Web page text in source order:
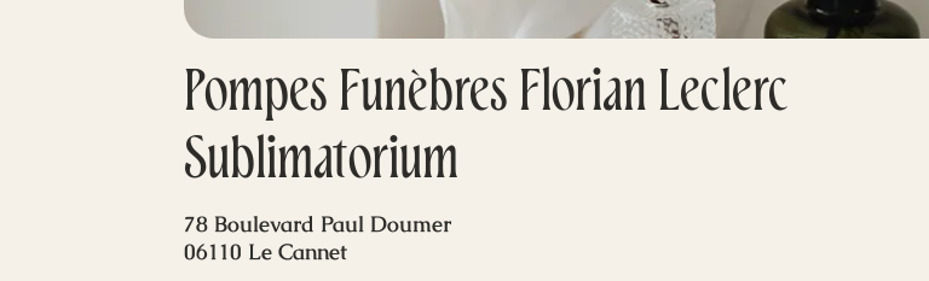
Pompes Funèbres Florian Leclerc
Sublimatorium
78 Boulevard Paul Doumer
06110 Le Cannet